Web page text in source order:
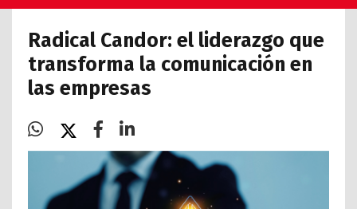
Radical Candor: el liderazgo que
transforma la comunicación en
las empresas